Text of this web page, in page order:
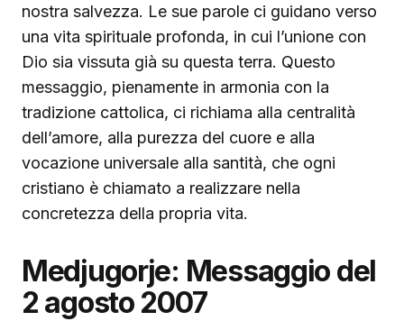
nostra salvezza. Le sue parole ci guidano verso
una vita spirituale profonda, in cui l’unione con
Dio sia vissuta già su questa terra. Questo
messaggio, pienamente in armonia con la
tradizione cattolica, ci richiama alla centralità
dell’amore, alla purezza del cuore e alla
vocazione universale alla santità, che ogni
cristiano è chiamato a realizzare nella
concretezza della propria vita.
Medjugorje: Messaggio del
2 agosto 2007